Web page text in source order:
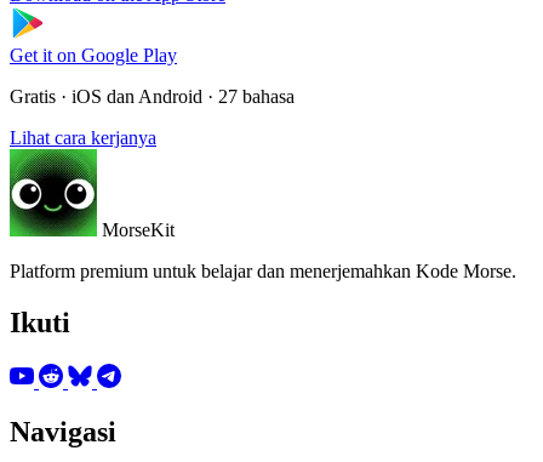
Get it on Google Play
Gratis · iOS dan Android · 27 bahasa
Lihat cara kerjanya
MorseKit
Platform premium untuk belajar dan menerjemahkan Kode Morse.
Ikuti
Navigasi